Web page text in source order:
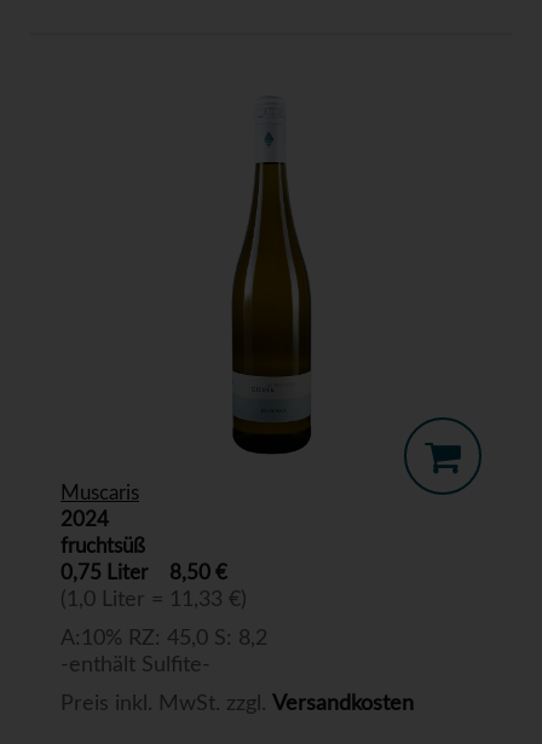
Muscaris
2024
fruchtsüß
0,75 Liter
8,50 €
(1,0 Liter = 11,33 €)
A:10% RZ: 45,0 S: 8,2
-enthält Sulfite-
Preis inkl. MwSt. zzgl. Versandkosten